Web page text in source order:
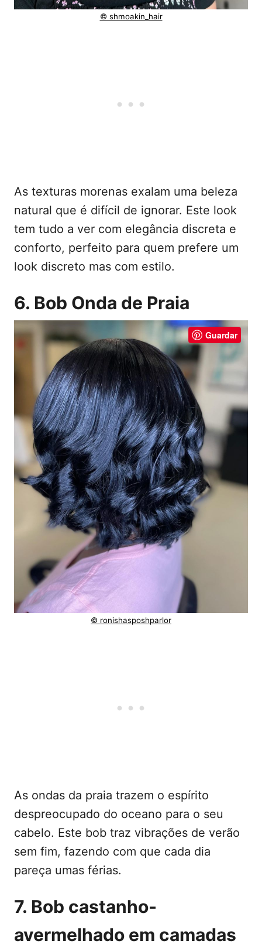
© shmoakin_hair
As texturas morenas exalam uma beleza
natural que é difícil de ignorar. Este look
tem tudo a ver com elegância discreta e
conforto, perfeito para quem prefere um
look discreto mas com estilo.
6. Bob Onda de Praia
Guardar
© ronishasposhparlor
As ondas da praia trazem o espírito
despreocupado do oceano para o seu
cabelo. Este bob traz vibrações de verão
sem fim, fazendo com que cada dia
pareça umas férias.
7. Bob castanho-
avermelhado em camadas